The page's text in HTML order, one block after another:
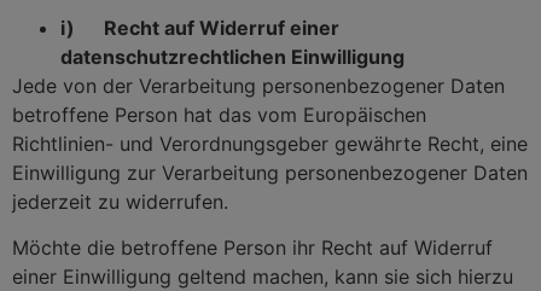
i) Recht auf Widerruf einer
datenschutzrechtlichen Einwilligung
Jede von der Verarbeitung personenbezogener Daten
betroffene Person hat das vom Europäischen
Richtlinien- und Verordnungsgeber gewährte Recht, eine
Einwilligung zur Verarbeitung personenbezogener Daten
jederzeit zu widerrufen.
Möchte die betroffene Person ihr Recht auf Widerruf
einer Einwilligung geltend machen, kann sie sich hierzu